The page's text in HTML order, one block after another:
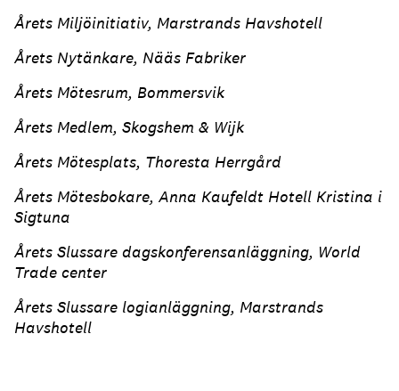
Årets Miljöinitiativ, Marstrands Havshotell
Årets Nytänkare, Nääs Fabriker
Årets Mötesrum, Bommersvik
Årets Medlem, Skogshem & Wijk
Årets Mötesplats, Thoresta Herrgård
Årets Mötesbokare, Anna Kaufeldt Hotell Kristina i
Sigtuna
Årets Slussare dagskonferensanläggning, World
Trade center
Årets Slussare logianläggning, Marstrands
Havshotell